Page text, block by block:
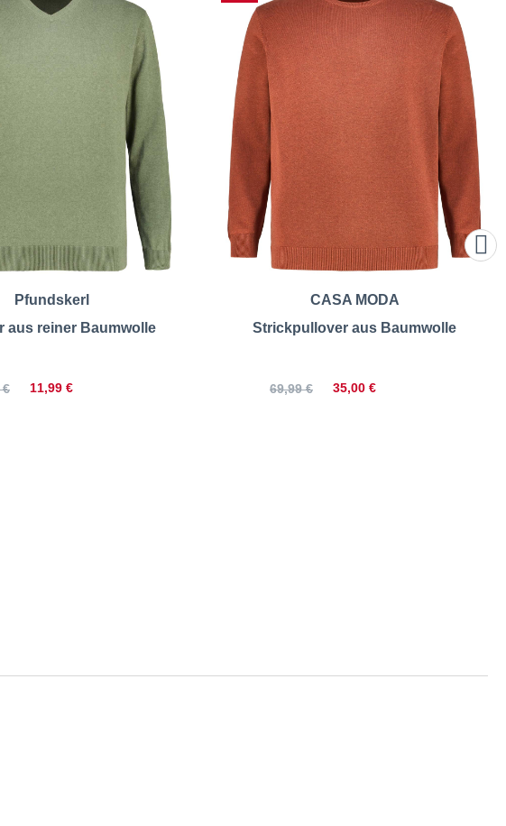
Pfundskerl
aus reiner Baumwolle
11,99 €
€
CASA MODA
Strickpullover aus Baumwolle
35,00 €
69,99 €